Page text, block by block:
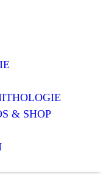
& SHOP